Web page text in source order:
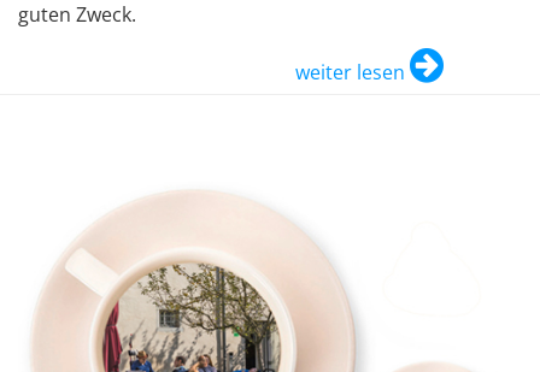
guten Zweck.
weiter lesen